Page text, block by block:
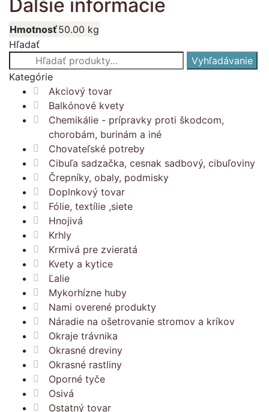
Ďalšie informácie
Hmotnosť50.00 kg
Hľadať
Hľadať:
Vyhľadávanie
Kategórie
Akciový tovar
Balkónové kvety
Chemikálie - prípravky proti škodcom,
chorobám, burinám a iné
Chovateľské potreby
Cibuľa sadzačka, cesnak sadbový, cibuľoviny
Črepníky, obaly, podmisky
Doplnkový tovar
Fólie, textílie ,siete
Hnojivá
Krhly
Krmivá pre zvieratá
Kvety a kytice
Ľalie
Mykorhízne huby
Nami overené produkty
Náradie na ošetrovanie stromov a kríkov
Okraje trávnika
Okrasné dreviny
Okrasné rastliny
Oporné tyče
Osivá
Ostatný tovar